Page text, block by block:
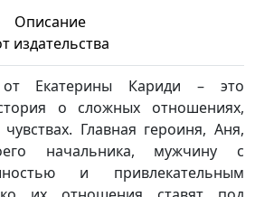
Описание
издательства
Екатерины Кариди – это
о сложных отношениях,
Главная героиня, Аня,
начальника, мужчину с
и привлекательным